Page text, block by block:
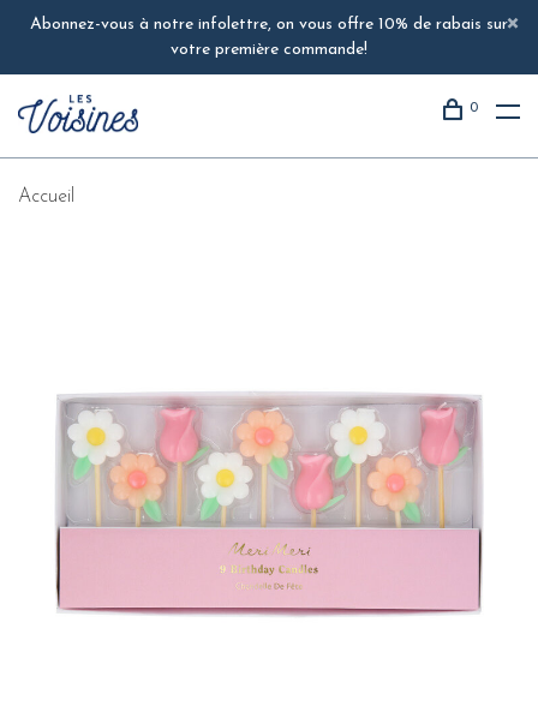
Abonnez-vous à notre infolettre, on vous offre 10% de rabais sur
votre première commande!
0
Accueil